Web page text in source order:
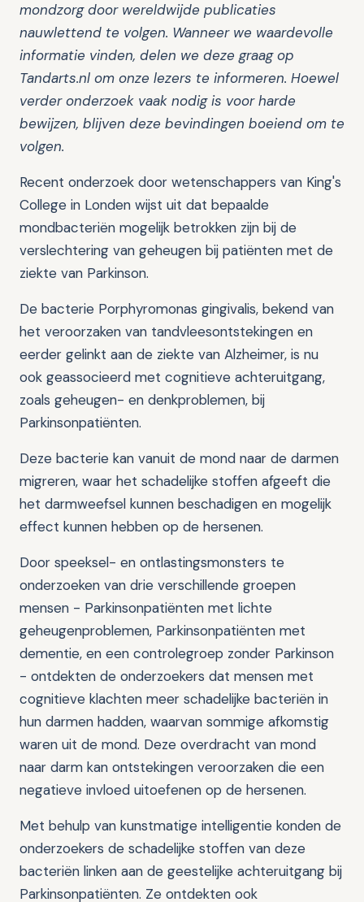
mondzorg door wereldwijde publicaties
nauwlettend te volgen. Wanneer we waardevolle
informatie vinden, delen we deze graag op
Tandarts.nl om onze lezers te informeren. Hoewel
verder onderzoek vaak nodig is voor harde
bewijzen, blijven deze bevindingen boeiend om te
volgen.
Recent onderzoek door wetenschappers van King's
College in Londen wijst uit dat bepaalde
mondbacteriën mogelijk betrokken zijn bij de
verslechtering van geheugen bij patiënten met de
ziekte van Parkinson.
De bacterie Porphyromonas gingivalis, bekend van
het veroorzaken van tandvleesontstekingen en
eerder gelinkt aan de ziekte van Alzheimer, is nu
ook geassocieerd met cognitieve achteruitgang,
zoals geheugen- en denkproblemen, bij
Parkinsonpatiënten.
Deze bacterie kan vanuit de mond naar de darmen
migreren, waar het schadelijke stoffen afgeeft die
het darmweefsel kunnen beschadigen en mogelijk
effect kunnen hebben op de hersenen.
Door speeksel- en ontlastingsmonsters te
onderzoeken van drie verschillende groepen
mensen - Parkinsonpatiënten met lichte
geheugenproblemen, Parkinsonpatiënten met
dementie, en een controlegroep zonder Parkinson
- ontdekten de onderzoekers dat mensen met
cognitieve klachten meer schadelijke bacteriën in
hun darmen hadden, waarvan sommige afkomstig
waren uit de mond. Deze overdracht van mond
naar darm kan ontstekingen veroorzaken die een
negatieve invloed uitoefenen op de hersenen.
Met behulp van kunstmatige intelligentie konden de
onderzoekers de schadelijke stoffen van deze
bacteriën linken aan de geestelijke achteruitgang bij
Parkinsonpatiënten. Ze ontdekten ook